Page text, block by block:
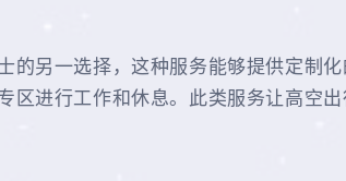
的另一选择，这种服务能够提供定制
区进行工作和休息。此类服务让高空